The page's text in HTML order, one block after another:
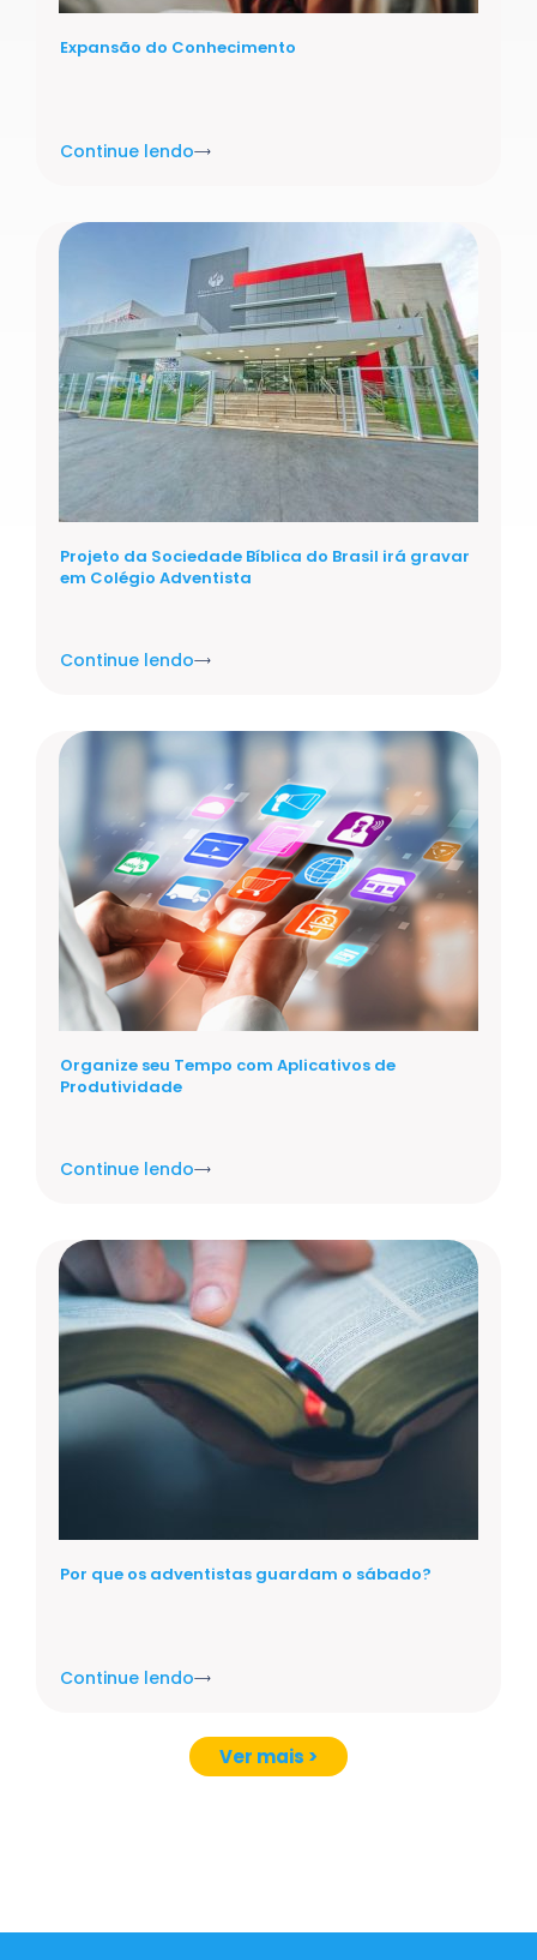
Expansão do Conhecimento
Continue lendo
Projeto da Sociedade Bíblica do Brasil irá gravar
em Colégio Adventista
Continue lendo
Organize seu Tempo com Aplicativos de
Produtividade
Continue lendo
Por que os adventistas guardam o sábado?
Continue lendo
Ver mais >